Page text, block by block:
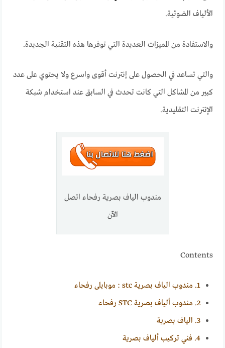
الألياف الضوئية.
والاستفادة من المميزات العديدة التي توفرها هذه التقنية الجديدة.
والتي تساعد في الحصول على إنترنت أقوى واسرع ولا يحتوي على عدد
كبير من المشاكل التي كانت تحدث في السابق عند استخدام شبكة
الإنترنت التقليدية.
مندوب الياف بصرية رفحاء اتصل
الآن
Contents
1. مندوب الياف بصرية stc : موبايلى رفحاء
2. مندوب ألياف بصرية STC رفحاء
3. الياف بصرية
4. فني تركيب ألياف بصرية